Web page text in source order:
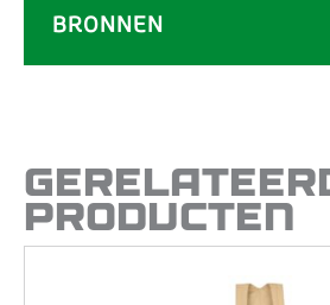
BRONNEN
PRODUCTEN